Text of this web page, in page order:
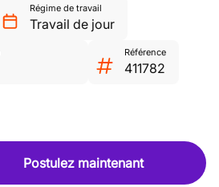
Régime de travail
Travail de jour
Référence
411782
Postulez maintenant